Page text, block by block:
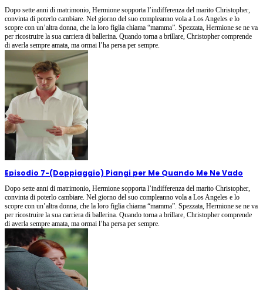
Dopo sette anni di matrimonio, Hermione sopporta l’indifferenza del marito Christopher,
convinta di poterlo cambiare. Nel giorno del suo compleanno vola a Los Angeles e lo
scopre con un’altra donna, che la loro figlia chiama “mamma”. Spezzata, Hermione se ne va
per ricostruire la sua carriera di ballerina. Quando torna a brillare, Christopher comprende
di averla sempre amata, ma ormai l’ha persa per sempre.
Episodio 7-(Doppiaggio) Piangi per Me Quando Me Ne Vado
Dopo sette anni di matrimonio, Hermione sopporta l’indifferenza del marito Christopher,
convinta di poterlo cambiare. Nel giorno del suo compleanno vola a Los Angeles e lo
scopre con un’altra donna, che la loro figlia chiama “mamma”. Spezzata, Hermione se ne va
per ricostruire la sua carriera di ballerina. Quando torna a brillare, Christopher comprende
di averla sempre amata, ma ormai l’ha persa per sempre.